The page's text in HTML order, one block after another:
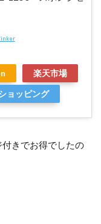
楽天市場
ョッピング
きでお得でしたの